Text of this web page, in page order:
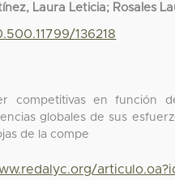
Laura Leticia; Rosales
136218
competitivas en función
globales de sus
de la compe